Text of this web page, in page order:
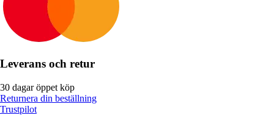
Leverans och retur
30 dagar öppet köp
Returnera din beställning
Trustpilot